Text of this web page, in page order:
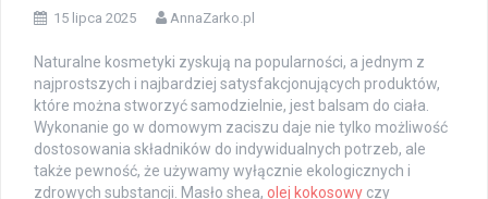
15 lipca 2025 AnnaZarko.pl
Naturalne kosmetyki zyskują na popularności, a jednym z
najprostszych i najbardziej satysfakcjonujących produktów,
które można stworzyć samodzielnie, jest balsam do ciała.
Wykonanie go w domowym zaciszu daje nie tylko możliwość
dostosowania składników do indywidualnych potrzeb, ale
także pewność, że używamy wyłącznie ekologicznych i
zdrowych substancji. Masło shea, olej kokosowy czy